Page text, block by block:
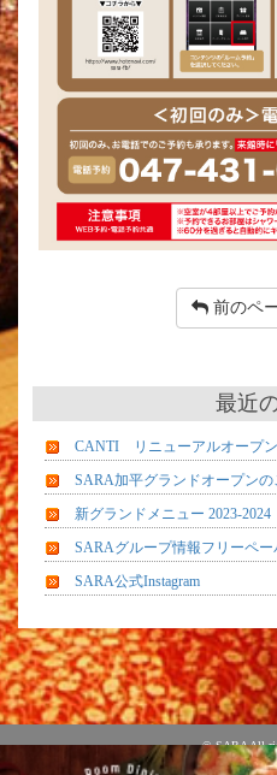
前のペ
最近
CANTI リニューアルオープン
SARA加平グランドオープンの
新グランドメニュー 2023-2024
SARAグループ情報フリーペー
SARA公式Instagram
© SARA All
運営：株式会社クロ